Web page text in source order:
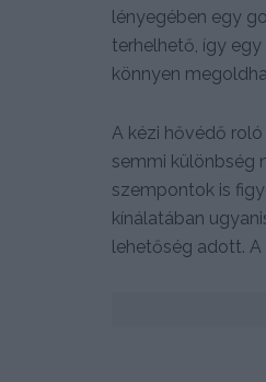
lényegében egy
terhelhető, így
könnyen
A kézi hővédő
semmi különbség
szempontok is
kínálatában
lehetőség adott.